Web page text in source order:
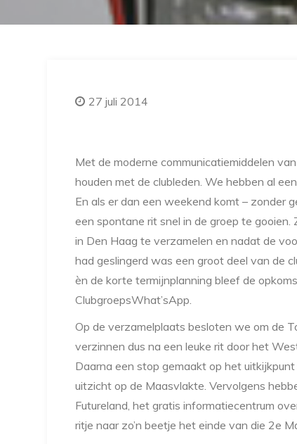
27 juli 2014
Met de moderne communicatiemiddelen
houden met de clubleden. We hebben al
En als er dan een weekend komt – zonder
een spontane rit snel in de groep te
in Den Haag te verzamelen en nadat de
had geslingerd was een groot deel van de
èn de korte termijnplanning bleef de
ClubgroepsWhat’sApp.
Op de verzamelplaats besloten we om de
verzinnen dus na een leuke rit door het
Daarna een stop gemaakt op het
uitzicht op de Maasvlakte. Vervolgens
Futureland, het gratis informatiecentrum
ritje naar zo’n beetje het einde van die 2e